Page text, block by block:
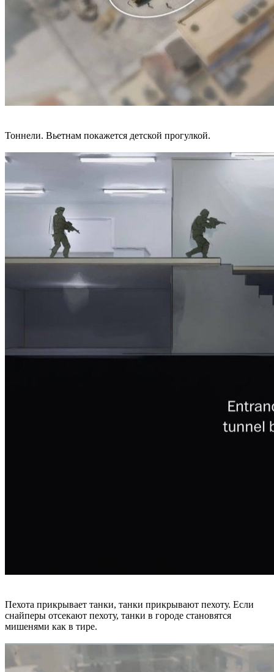
Тоннели. Вьетнам покажется детской прогулкой.
Пехота прикрывает танки, танки прикрывают пехоту. Если
снайперы отсекают пехоту, танки в городе становятся
мишенями как в тире.